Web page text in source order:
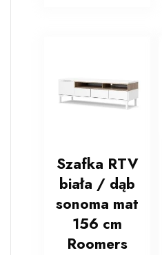
Szafka RTV
biała / dąb
sonoma mat
156 cm
Roomers